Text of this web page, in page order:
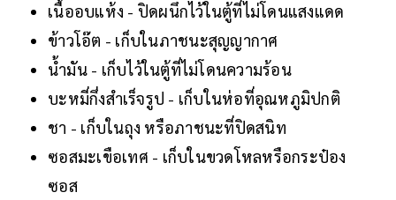
เนื้ออบแห้ง - ปิดผนึกไว้ในตู้ที่ไม่โดนแสงแดด
ข้าวโอ๊ต - เก็บในภาชนะสุญญากาศ
น้ำมัน - เก็บไว้ในตู้ที่ไม่โดนความร้อน
บะหมี่กึ่งสำเร็จรูป - เก็บในห่อที่อุณหภูมิปกติ
ชา - เก็บในถุง หรือภาชนะที่ปิดสนิท
ซอสมะเขือเทศ - เก็บในขวดโหลหรือกระป๋อง
ซอส